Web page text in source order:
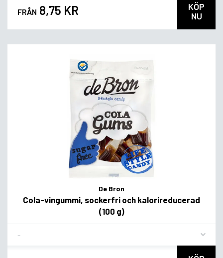
FRÅN 8,75 KR
KÖP
NU
De Bron
Cola-vingummi, sockerfri och kalorireducerad
(100 g)